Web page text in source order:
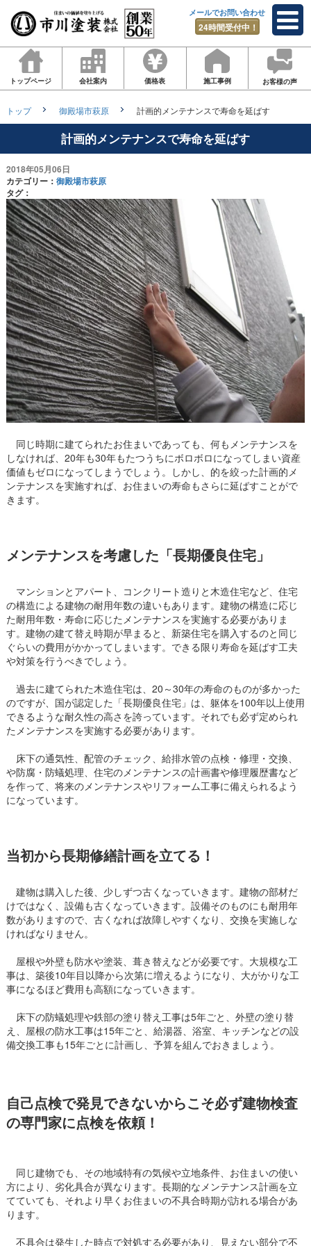
メールでお問い合わせ
24時間受付中！
トップページ 会社案内 価格表 施工事例 お客様の声
トップ 御殿場市萩原 計画的メンテナンスで寿命を延ばす
計画的メンテナンスで寿命を延ばす
2018年05月06日
カテゴリー： 御殿場市萩原
タグ：
同じ時期に建てられたお住まいであっても、何もメンテナンスを
しなければ、20年も30年もたつうちにボロボロになってしまい資産
価値もゼロになってしまうでしょう。しかし、的を絞った計画的メ
ンテナンスを実施すれば、お住まいの寿命もさらに延ばすことがで
きます。
メンテナンスを考慮した「長期優良住宅」
マンションとアパート、コンクリート造りと木造住宅など、住宅
の構造による建物の耐用年数の違いもあります。建物の構造に応じ
た耐用年数・寿命に応じたメンテナンスを実施する必要がありま
す。建物の建て替え時期が早まると、新築住宅を購入するのと同じ
ぐらいの費用がかかってしまいます。できる限り寿命を延ばす工夫
や対策を行うべきでしょう。
過去に建てられた木造住宅は、20～30年の寿命のものが多かった
のですが、国が認定した「長期優良住宅」は、躯体を100年以上使用
できるような耐久性の高さを誇っています。それでも必ず定められ
たメンテナンスを実施する必要があります。
床下の通気性、配管のチェック、給排水管の点検・修理・交換、
や防腐・防蟻処理、住宅のメンテナンスの計画書や修理履歴書など
を作って、将来のメンテナンスやリフォーム工事に備えられるよう
になっています。
当初から長期修繕計画を立てる！
建物は購入した後、少しずつ古くなっていきます。建物の部材だ
けではなく、設備も古くなっていきます。設備そのものにも耐用年
数がありますので、古くなれば故障しやすくなり、交換を実施しな
ければなりません。
屋根や外壁も防水や塗装、葺き替えなどが必要です。大規模な工
事は、築後10年目以降から次第に増えるようになり、大がかりな工
事になるほど費用も高額になっていきます。
床下の防蟻処理や鉄部の塗り替え工事は5年ごと、外壁の塗り替
え、屋根の防水工事は15年ごと、給湯器、浴室、キッチンなどの設
備交換工事も15年ごとに計画し、予算を組んでおきましょう。
自己点検で発見できないからこそ必ず建物検査
の専門家に点検を依頼！
同じ建物でも、その地域特有の気候や立地条件、お住まいの使い
方により、劣化具合が異なります。長期的なメンテナンス計画を立
てていても、それより早くお住まいの不具合時期が訪れる場合があ
ります。
不具合は発生した時点で対処する必要があり、見えない部分で不